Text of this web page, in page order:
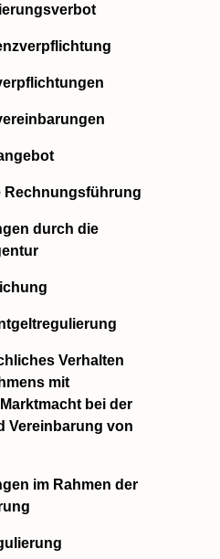
Rechnungsführung
durch die
Verhalten
mit
bei der
Vereinbarung von
im Rahmen der